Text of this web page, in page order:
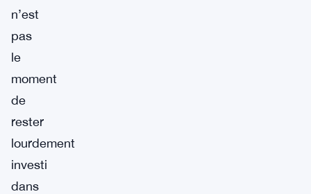
n’est
pas
le
moment
de
rester
lourdement
investi
dans